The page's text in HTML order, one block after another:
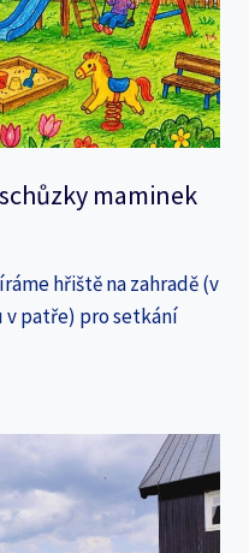
maminek
hřiště na zahradě (v
v patře) pro setkání